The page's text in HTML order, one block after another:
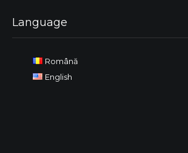
Language
Română
English